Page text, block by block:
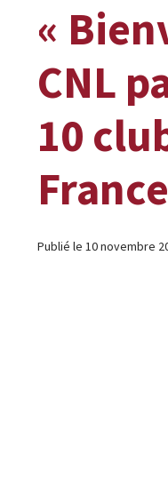
«
CNL
10
France
Publié le 10 novembre